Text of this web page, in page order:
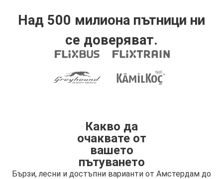
Над 500 милиона пътници ни
се доверяват.
Какво да
очаквате от
вашето
пътуването
Бързи, лесни и достъпни варианти от Амстердам до